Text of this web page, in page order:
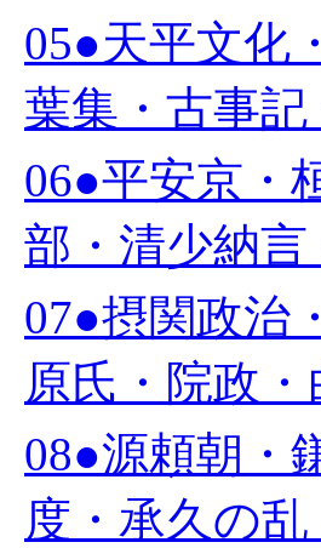
05●天平文化
葉集・古事
06●平安京・
部・清少納
07●摂関政治
原氏・院政
08●源頼朝・
度・承久の